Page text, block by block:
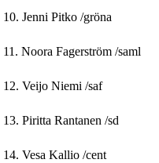
10. Jenni Pitko /gröna
11. Noora Fagerström /saml
12. Veijo Niemi /saf
13. Piritta Rantanen /sd
14. Vesa Kallio /cent